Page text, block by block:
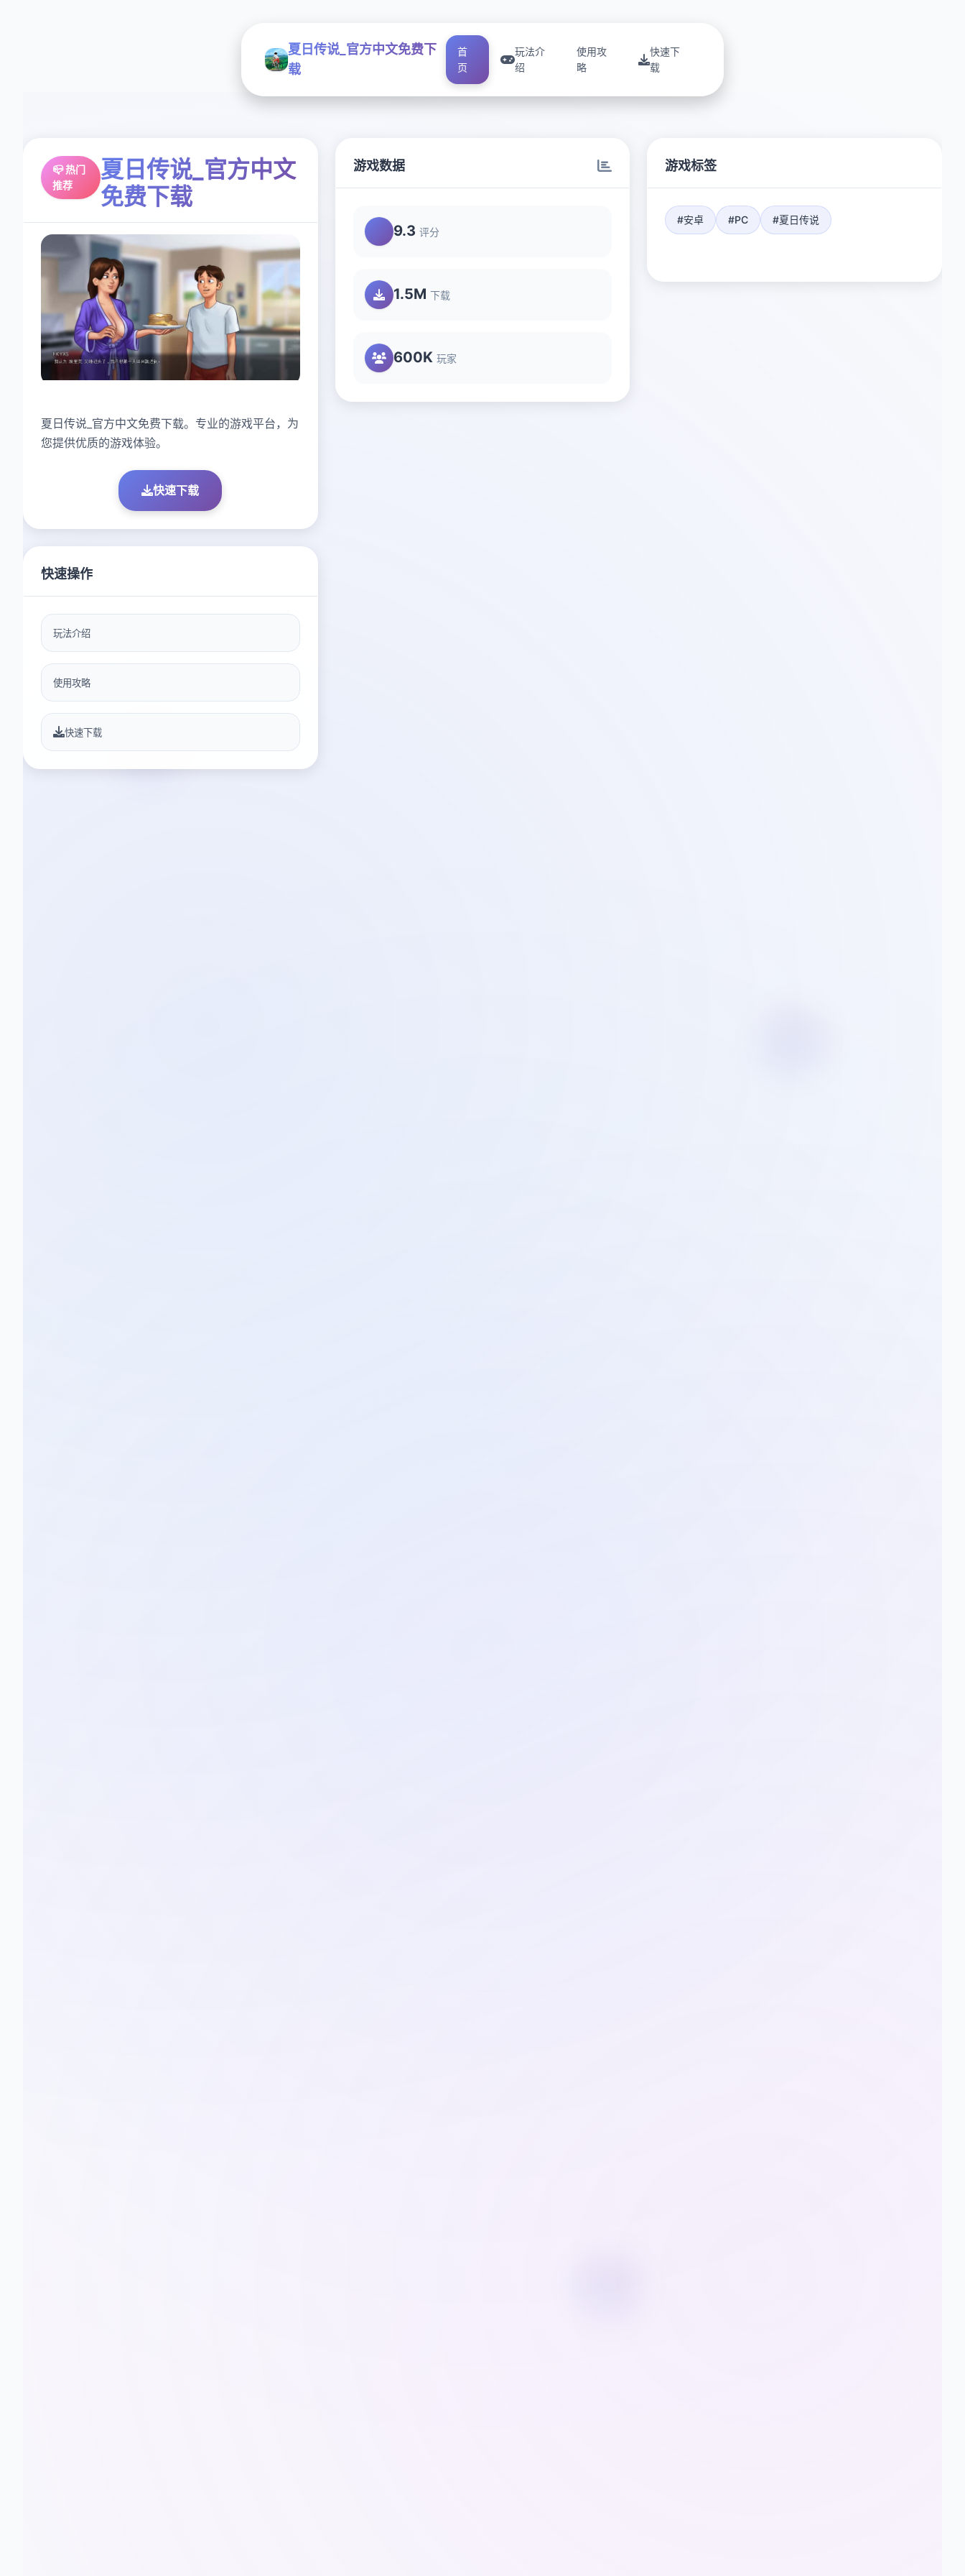
夏日传说_官方中文免费下
载
首
页
玩法介
绍
使用攻
略
快速下
载
📪 热门
推荐
夏日传说_官方中文
免费下载
夏日传说_官方中文免费下载。专业的游戏平台，为
您提供优质的游戏体验。
快速下载
游戏数据
9.3 评分
1.5M 下载
600K 玩家
游戏标签
#安卓 #PC #夏日传说
快速操作
玩法介绍
使用攻略
快速下载